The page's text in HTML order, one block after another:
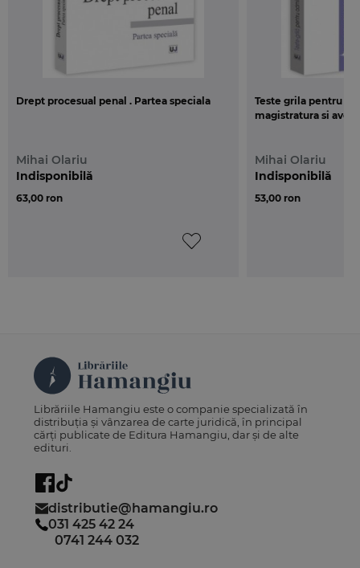
Drept procesual penal . Partea speciala
Mihai Olariu
63,00 ron
Indisponibilă
Teste grila pentru
magistratura si
Mihai Olariu
53,00 ron
Indisponibilă
Librăriile Hamangiu este o companie specializată în
distribuția și vânzarea de carte juridică, în principal
cărți publicate de Editura Hamangiu, dar și de alte
edituri.
distributie@hamangiu.ro
031 425 42 24
0741 244 032